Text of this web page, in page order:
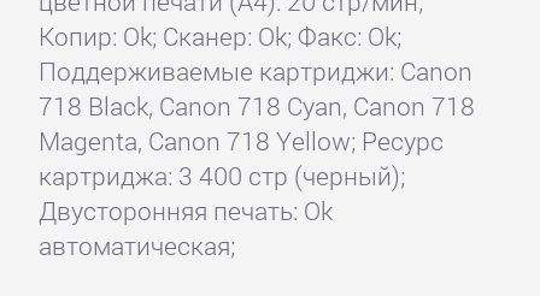
Копир: Ok; Сканер: Ok; Факс: Ok;
Поддерживаемые картриджи: Canon
718 Black, Canon 718 Cyan, Canon 718
Magenta, Canon 718 Yellow; Ресурс
картриджа: 3 400 стр (черный);
Двусторонняя печать: Ok
автоматическая;